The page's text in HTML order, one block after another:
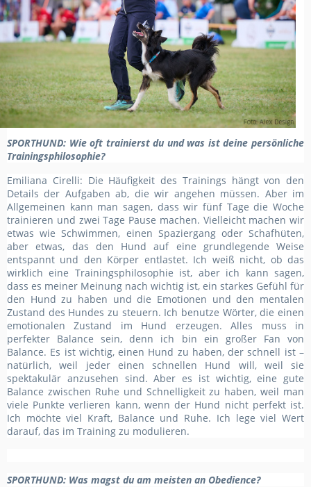
SPORTHUND: Wie oft trainierst du und was ist deine persönliche
Trainingsphilosophie?
Emiliana Cirelli: Die Häufigkeit des Trainings hängt von den
Details der Aufgaben ab, die wir angehen müssen. Aber im
Allgemeinen kann man sagen, dasswir fünf Tage die Woche
trainieren und zwei Tage Pause machen. Vielleicht machen wir
etwas wie Schwimmen, einen Spaziergang oder Schafhüten,
aber etwas, das den Hund auf eine grundlegende Weise
entspannt und den Körper entlastet. Ich weiß nicht, ob das
wirklich eine Trainingsphilosophie ist, aber ich kann sagen,
dass es meiner Meinung nach wichtig ist, ein starkes Gefühl für
den Hund zu haben und die Emotionen und den mentalen
Zustand des Hundes zu steuern. Ich benutze Wörter, die einen
emotionalen Zustand im Hund erzeugen. Alles muss in
perfekter Balance sein, denn ich bin ein großer Fan von
Balance. Es ist wichtig, einen Hund zu haben, der schnell ist –
natürlich, weil jeder einen schnellen Hund will, weil sie
spektakulär anzusehen sind. Aber es ist wichtig, eine gute
Balance zwischen Ruhe und Schnelligkeit zu haben, weil man
viele Punkte verlieren kann, wenn der Hund nicht perfekt ist.
Ich möchte viel Kraft, Balance und Ruhe. Ich lege viel Wert
darauf, das im Training zu modulieren.
SPORTHUND: Was magst du am meisten an Obedience?